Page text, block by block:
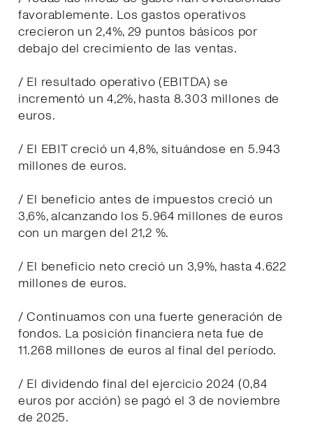
favorablemente. Los gastos operativos
crecieron un 2,4%, 29 puntos básicos por
debajo del crecimiento de las ventas.
/ El resultado operativo (EBITDA) se
incrementó un 4,2%, hasta 8.303 millones de
euros.
/ El EBIT creció un 4,8%, situándose en 5.943
millones de euros.
/ El beneficio antes de impuestos creció un
3,6%, alcanzando los 5.964 millones de euros
con un margen del 21,2 %.
/ El beneficio neto creció un 3,9%, hasta 4.622
millones de euros.
/ Continuamos con una fuerte generación de
fondos. La posición financiera neta fue de
11.268 millones de euros al final del período.
/ El dividendo final del ejercicio 2024 (0,84
euros por acción) se pagó el 3 de noviembre
de 2025.